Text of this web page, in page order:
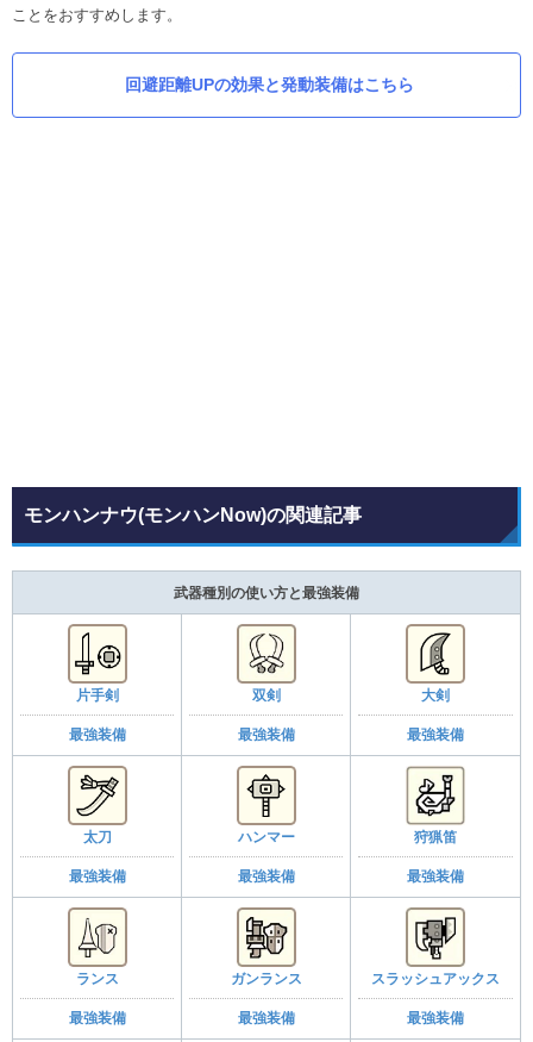
ことをおすすめします。
回避距離UPの効果と発動装備はこちら
モンハンナウ(モンハンNow)の関連記事
武器種別の使い方と最強装備
片手剣
最強装備
双剣
最強装備
大剣
最強装備
太刀
最強装備
ハンマー
最強装備
狩猟笛
最強装備
ランス
最強装備
ガンランス
最強装備
スラッシュアックス
最強装備